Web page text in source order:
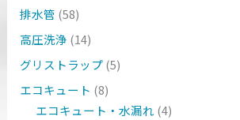
排水管 (58)
高圧洗浄 (14)
グリストラップ(5)
エコキュート (8)
エコキュート・水漏れ (4)